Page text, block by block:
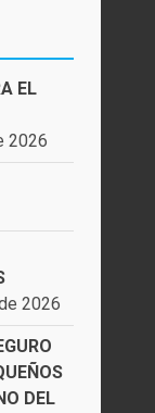
EL
2026
2026
DEL